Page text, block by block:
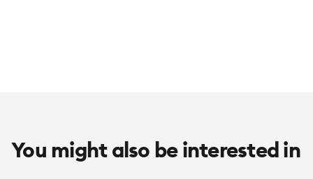
You might also be interested in